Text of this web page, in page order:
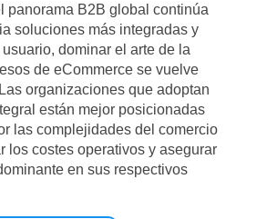
panorama B2B global continúa
soluciones más integradas y
dominar el arte de la
de eCommerce se vuelve
organizaciones que adoptan
están mejor posicionadas
las complejidades del comercio
los costes operativos y asegurar
en sus respectivos